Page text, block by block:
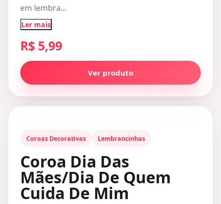
em lembra...
Ler mais
R$ 5,99
Ver produto
Coroas Decorativas Lembrancinhas
Coroa Dia Das
Mães/Dia De Quem
Cuida De Mim